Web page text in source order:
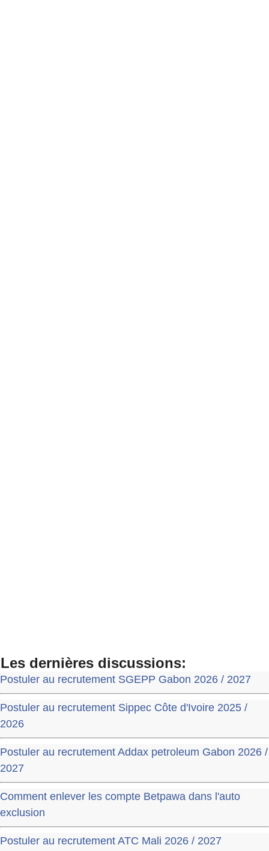
Les dernières discussions:
Postuler au recrutement SGEPP Gabon 2026 / 2027
Postuler au recrutement Sippec Côte d'Ivoire 2025 /
2026
Postuler au recrutement Addax petroleum Gabon 2026 /
2027
Comment enlever les compte Betpawa dans l'auto
exclusion
Postuler au recrutement ATC Mali 2026 / 2027